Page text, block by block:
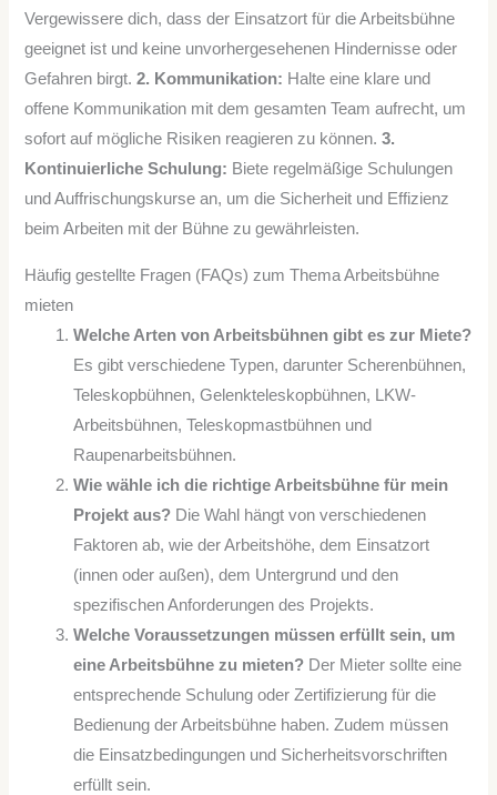
Vergewissere dich, dass der Einsatzort für die Arbeitsbühne
geeignet ist und keine unvorhergesehenen Hindernisse oder
Gefahren birgt.2. Kommunikation: Halte eine klare und
offene Kommunikation mit dem gesamten Team aufrecht, um
sofort auf mögliche Risiken reagieren zu können.3.
Kontinuierliche Schulung: Biete regelmäßige Schulungen
und Auffrischungskurse an, um die Sicherheit und Effizienz
beim Arbeiten mit der Bühne zu gewährleisten.
Häufig gestellte Fragen (FAQs) zum Thema Arbeitsbühne
mieten
Welche Arten von Arbeitsbühnen gibt es zur Miete?
Es gibt verschiedene Typen, darunter Scherenbühnen,
Teleskopbühnen, Gelenkteleskopbühnen, LKW-
Arbeitsbühnen, Teleskopmastbühnen und
Raupenarbeitsbühnen.
Wie wähle ich die richtige Arbeitsbühne für mein
Projekt aus? Die Wahl hängt von verschiedenen
Faktoren ab, wie der Arbeitshöhe, dem Einsatzort
(innen oder außen), dem Untergrund und den
spezifischen Anforderungen des Projekts.
Welche Voraussetzungen müssen erfüllt sein, um
eine Arbeitsbühne zu mieten? Der Mieter sollte eine
entsprechende Schulung oder Zertifizierung für die
Bedienung der Arbeitsbühne haben. Zudem müssen
die Einsatzbedingungen und Sicherheitsvorschriften
erfüllt sein.